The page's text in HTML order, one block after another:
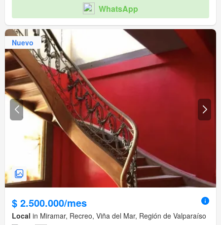
WhatsApp
Nuevo
$ 2.500.000/mes
Local in Miramar, Recreo, Viña del Mar, Región de Valparaíso